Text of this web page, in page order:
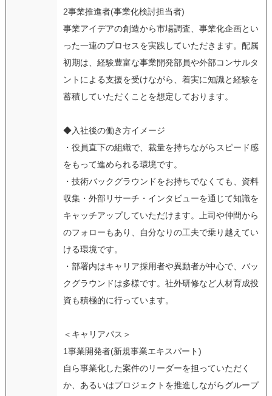
2事業推進者(事業化検討担当者)
事業アイデアの創造から市場調査、事業化企画とい
った一連のプロセスを実践していただきます。配属
初期は、経験豊富な事業開発部員や外部コンサルタ
ントによる支援を受けながら、着実に知識と経験を
蓄積していただくことを想定しております。
◆入社後の働き方イメージ
・役員直下の組織で、裁量を持ちながらスピード感
をもって進められる環境です。
・技術バックグラウンドをお持ちでなくても、資料
収集・外部リサーチ・インタビューを通じて知識を
キャッチアップしていただけます。上司や仲間から
のフォローもあり、自分なりの工夫で乗り越えてい
ける環境です。
・部署内はキャリア採用者や異動者が中心で、バッ
クグラウンドは多様です。社外研修など人材育成投
資も積極的に行っています。
＜キャリアパス＞
1事業開発者(新規事業エキスパート)
自ら事業化した案件のリーダーを担っていただく
か、あるいはプロジェクトを推進しながらグループ